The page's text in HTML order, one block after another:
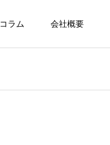
コラム 会社概要